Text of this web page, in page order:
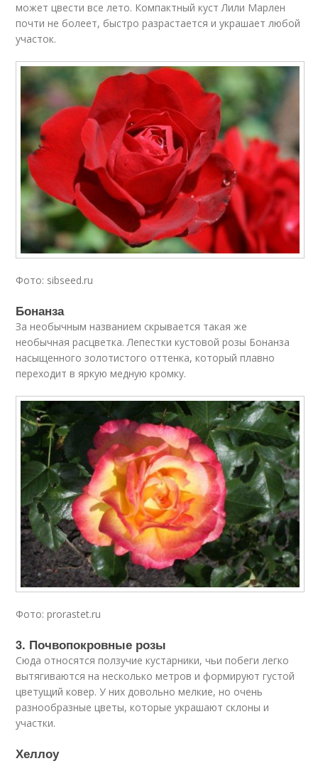
может цвести все лето. Компактный куст Лили Марлен
почти не болеет, быстро разрастается и украшает любой
участок.
Фото: sibseed.ru
Бонанза
За необычным названием скрывается такая же
необычная расцветка. Лепестки кустовой розы Бонанза
насыщенного золотистого оттенка, который плавно
переходит в яркую медную кромку.
Фото: prorastet.ru
3. Почвопокровные розы
Сюда относятся ползучие кустарники, чьи побеги легко
вытягиваются на несколько метров и формируют густой
цветущий ковер. У них довольно мелкие, но очень
разнообразные цветы, которые украшают склоны и
участки.
Хеллоу